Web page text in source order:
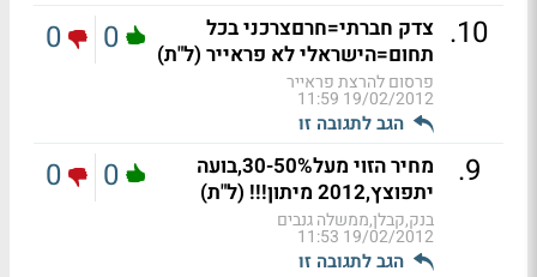
10
. צדק חברתי=חרםצרכני בכל
תחום=הישראלי לא פראייר (ל"ת)
פרסום להרצת פראייר
19/02/2012 11:59
הגב לתגובה זו
0
0
9
.
מחיר הזוי מעל30-50%,בועה
יתפוצץ,2012 מיתון!!! (ל"ת)
בנק,קבלן,ממשלה גנבים
19/02/2012 11:53
הגב לתגובה זו
0
0